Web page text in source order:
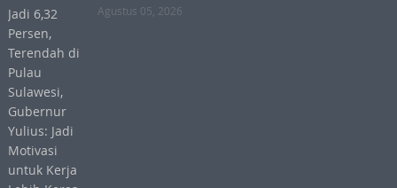
Agustus 05, 2026